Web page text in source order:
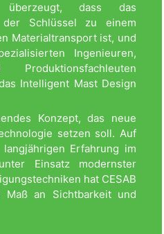
dass das
der Schlüssel zu einem
Materialtransport ist, und
Ingenieuren,
Intelligent Mast Design
Konzept, das neue
setzen soll. Auf
Erfahrung im
Einsatz modernster
hat CESAB
Maß an Sichtbarkeit und